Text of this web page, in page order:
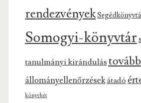
rendezvények
Somogyi-könyvtár
tanulmányi kirándulás
állományellenőrzésekátadó
könyvhét